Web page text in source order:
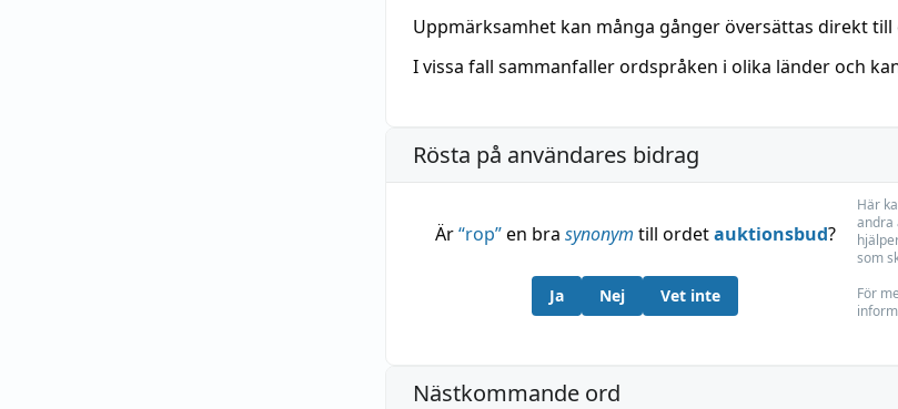
Uppmärksamhet kan många gånger översättas direkt till
I vissa fall sammanfaller ordspråken i olika länder och
Rösta på användares bidrag
Är“rop”en bra synonym till ordetauktionsbud?
Ja Nej Vet inte
Här
andra
som
För
Nästkommande ord